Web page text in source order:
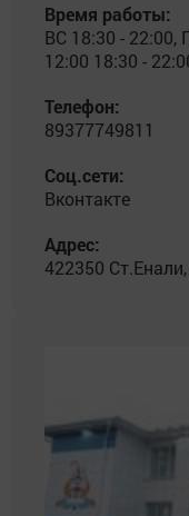
Время работы:
ВС 18:30 - 22:00,
12:00 18:30 -
Телефон:
89377749811
Соц.сети:
Вконтакте
Адрес:
422350